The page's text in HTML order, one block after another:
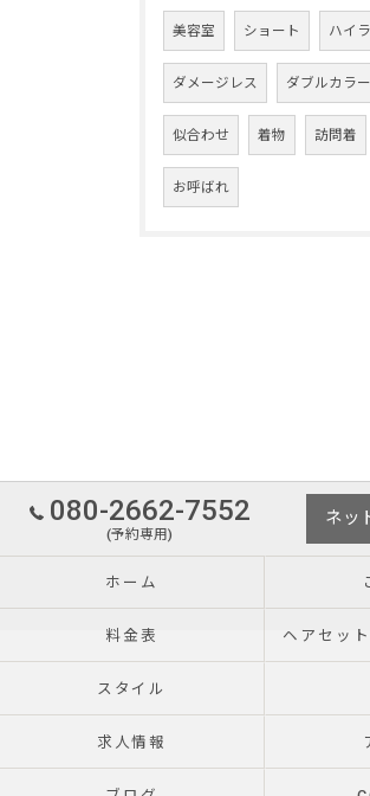
美容室 ショート ハイ
ダメージレス ダブルカラー
似合わせ 着物 訪問着
お呼ばれ
080-2662-7552
(予約専用)
ネッ
ホーム
料金表 ヘアセッ
スタイル
求人情報